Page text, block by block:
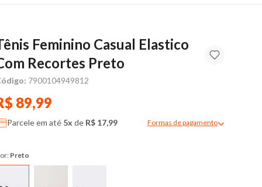
Feminino Casual Elastico
Recortes Preto
7900104949812
89,99
Parcele em até 5x de R$ 17,99 Formas de pagamento
Preto